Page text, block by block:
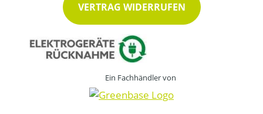
VERTRAG WIDERRUFEN
Ein Fachhändler von